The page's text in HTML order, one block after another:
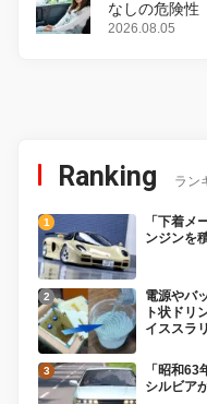
なしの危険性
2026.08.05
Ranking ラン
「下着メ
ンジンを
電源やバ
ト状ドリ
イススラ
「昭和
シルビア